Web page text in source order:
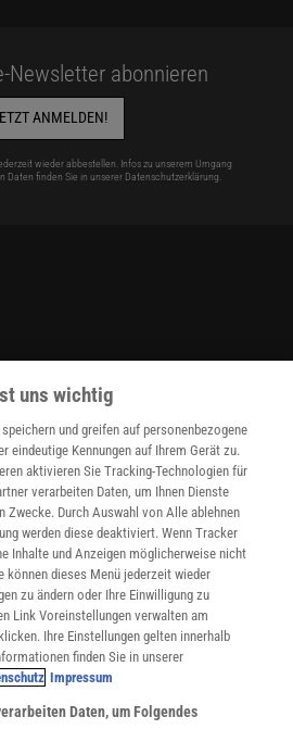
Newsletter abonnieren
ANMELDEN!
wieder abbestellen. Infos zu unserem Umgang
Daten finden Sie in unserer Datenschutzerklärung.
uns wichtig
und greifen auf personenbezogene
eindeutige Kennungen auf Ihrem Gerät zu.
aktivieren Sie Tracking-Technologien für
verarbeiten Daten, um Ihnen Dienste
Zwecke. Durch Auswahl von Alle ablehnen
werden diese deaktiviert. Wenn Tracker
Inhalte und Anzeigen möglicherweise nicht
können dieses Menü jederzeit wieder
zu ändern oder Ihre Einwilligung zu
Link Voreinstellungen verwalten am
Ihre Einstellungen gelten innerhalb
finden Sie in unserer
Impressum
Daten, um Folgendes